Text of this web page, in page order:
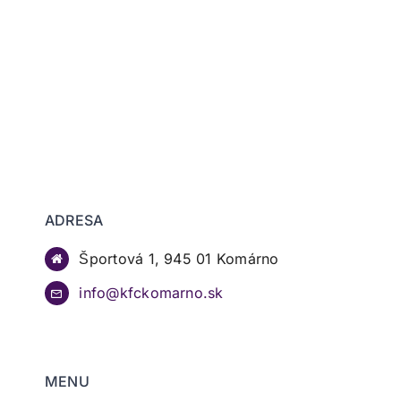
ADRESA
Športová 1, 945 01 Komárno
info@kfckomarno.sk
MENU